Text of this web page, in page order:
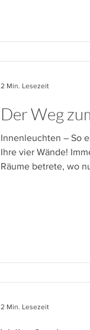
Der Weg
Innenleuchten – So
Ihre vier Wände!
Räume betrete, wo
2 Min. Lesezeit
2 Min. Lesezeit